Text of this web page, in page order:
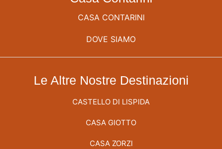
CASA CONTARINI
DOVE SIAMO
Le Altre Nostre Destinazioni
CASTELLO DI LISPIDA
CASA GIOTTO
CASA ZORZI